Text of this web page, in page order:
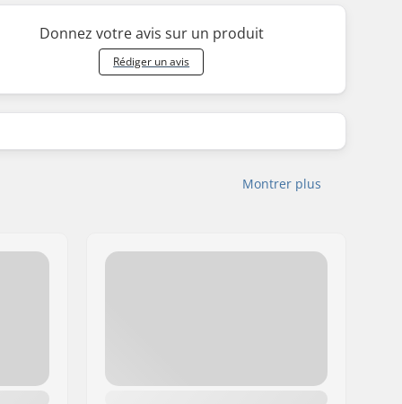
Donnez votre avis sur un produit
Rédiger un avis
Montrer plus